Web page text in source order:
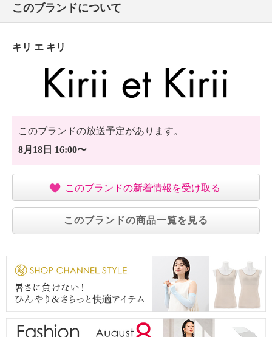
このブランドについて
キリ エ キリ
このブランドの放送予定があります。
8月18日 16:00〜
このブランドの新着情報を受け取る
このブランドの商品一覧を見る